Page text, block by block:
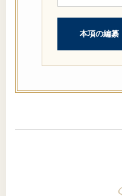
本項の編